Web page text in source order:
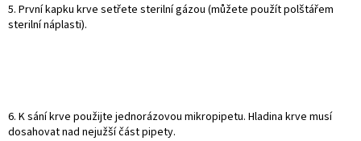
5. První kapku krve setřete sterilní gázou (můžete použít polštářem
sterilní náplasti).
6. K sání krve použijte jednorázovou mikropipetu. Hladina krve musí
dosahovat nad nejužší část pipety.